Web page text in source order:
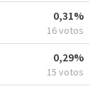
0,31%
16 votos
0,29%
15 votos